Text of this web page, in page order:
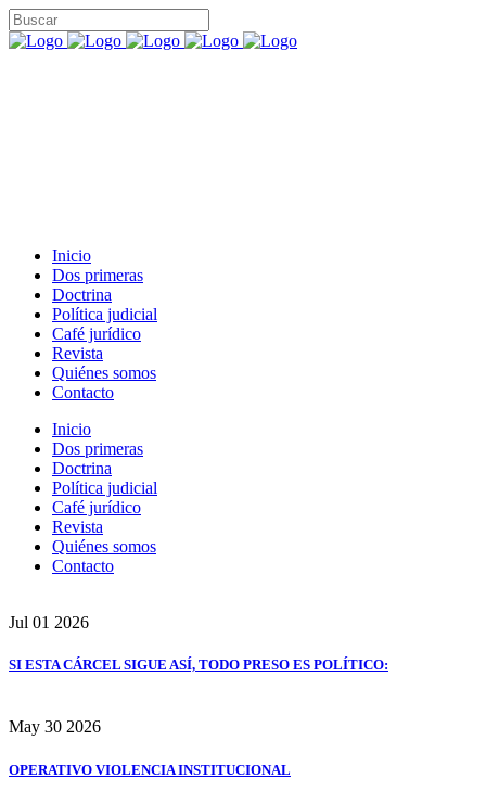
Inicio
Dos primeras
Doctrina
Política judicial
Café jurídico
Revista
Quiénes somos
Contacto
Inicio
Dos primeras
Doctrina
Política judicial
Café jurídico
Revista
Quiénes somos
Contacto
Jul 01 2026
SI ESTA CÁRCEL SIGUE ASÍ, TODO PRESO ES POLÍTICO:
May 30 2026
OPERATIVO VIOLENCIA INSTITUCIONAL